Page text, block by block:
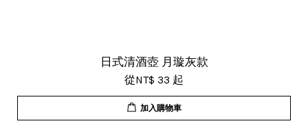
日式清酒壺 月璇灰款
從NT$ 33 起
加入購物車